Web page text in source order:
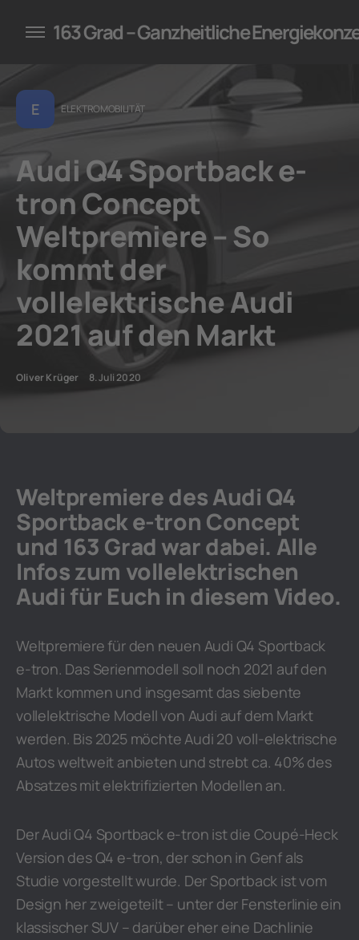
für Unternehmen
163 Grad – Ganzheitliche
E ELEKTROMOBILITÄT
Audi Q4 Sportback e-
tron Concept
Weltpremiere – So
kommt der
vollelektrische Audi
2021 auf den Markt
Oliver Krüger 8. Juli 2020
Weltpremiere des Audi Q4
Sportback e-tron Concept
und 163 Grad war dabei. Alle
Infos zum vollelektrischen
Audi für Euch in diesem Video.
Weltpremiere für den neuen Audi Q4 Sportback
e-tron. Das Serienmodell soll noch 2021 auf den
Markt kommen und insgesamt das siebente
vollelektrische Modell von Audi auf dem Markt
werden. Bis 2025 möchte Audi 20 voll-elektrische
Autos weltweit anbieten und strebt ca. 40% des
Absatzes mit elektrifizierten Modellen an.
Der Audi Q4 Sportback e-tron ist die Coupé-Heck
Version des Q4 e-tron, der schon in Genf als
Studie vorgestellt wurde. Der Sportback ist vom
Design her zweigeteilt – unter der Fensterlinie ein
klassischer SUV – darüber eher eine Dachlinie